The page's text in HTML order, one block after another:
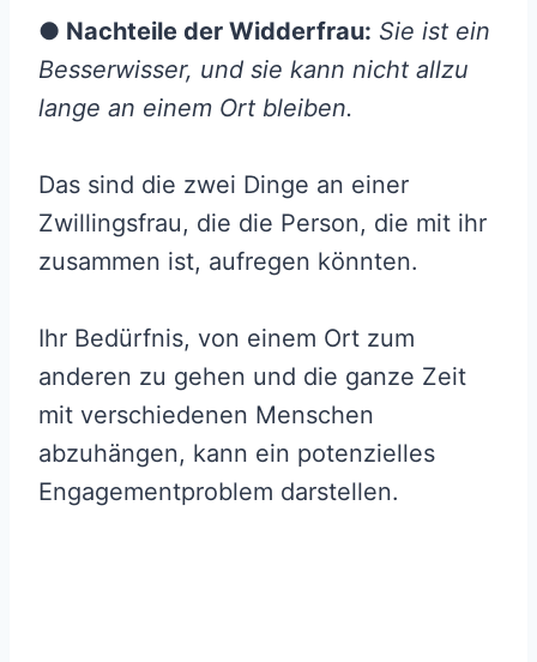
● Nachteile der Widderfrau: Sie ist ein
Besserwisser, und sie kann nicht allzu
lange an einem Ort bleiben.
Das sind die zwei Dinge an einer
Zwillingsfrau, die die Person, die mit ihr
zusammen ist, aufregen könnten.
Ihr Bedürfnis, von einem Ort zum
anderen zu gehen und die ganze Zeit
mit verschiedenen Menschen
abzuhängen, kann ein potenzielles
Engagementproblem darstellen.